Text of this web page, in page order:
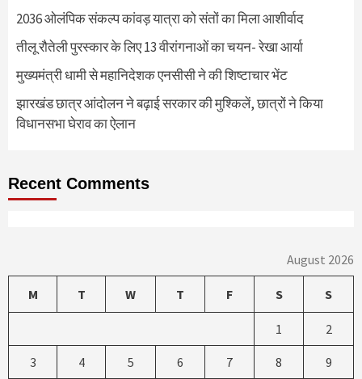
2036 ओलंपिक संकल्प कांवड़ यात्रा को संतों का मिला आशीर्वाद
तीलू रौतेली पुरस्कार के लिए 13 वीरांगनाओं का चयन- रेखा आर्या
मुख्यमंत्री धामी से महानिदेशक एनसीसी ने की शिष्टाचार भेंट
झारखंड छात्र आंदोलन ने बढ़ाई सरकार की मुश्किलें, छात्रों ने किया
विधानसभा घेराव का ऐलान
Recent Comments
August 2026
M T W T F S S
1 2
3 4 5 6 7 8 9